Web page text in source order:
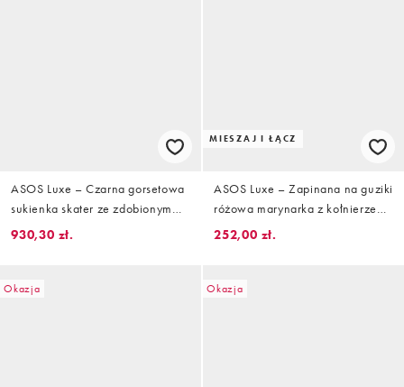
ASOS Luxe – Czarna gorsetowa
sukienka skater ze zdobionym
kwiatowym wzorem
930,30 zł.
MIESZAJ I ŁĄCZ
ASOS Luxe – Zapinana na guziki
różowa marynarka z kołnierzem i
paskiem, część zestawu
252,00 zł.
Okazja Okazja